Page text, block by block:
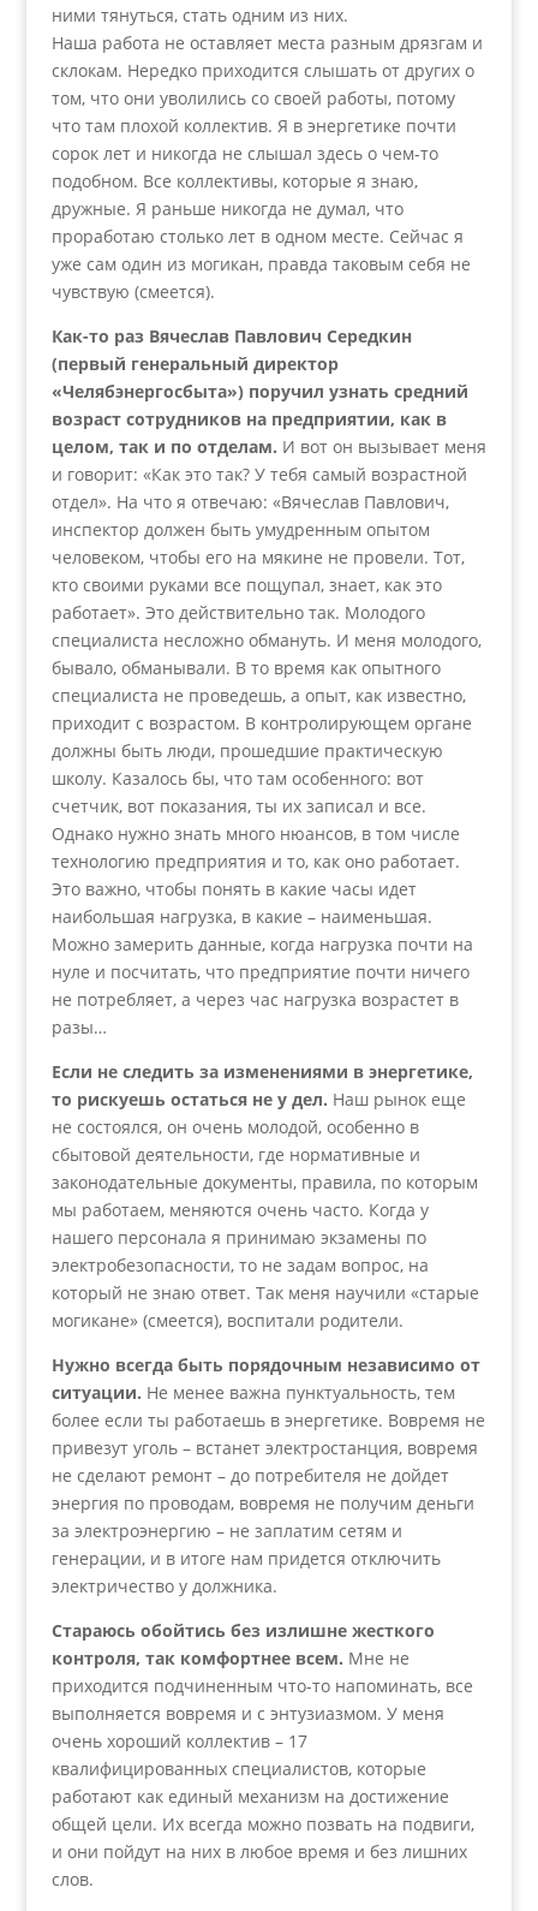
ними тянуться, стать одним из них.
Наша работа не оставляет места разным дрязгам и
склокам. Нередко приходится слышать от других о
том, что они уволились со своей работы, потому
что там плохой коллектив. Я в энергетике почти
сорок лет и никогда не слышал здесь о чем-то
подобном. Все коллективы, которые я знаю,
дружные. Я раньше никогда не думал, что
проработаю столько лет в одном месте. Сейчас я
уже сам один из могикан, правда таковым себя не
чувствую (смеется).
Как-то раз Вячеслав Павлович Середкин
(первый генеральный директор
«Челябэнергосбыта») поручил узнать средний
возраст сотрудников на предприятии, как в
целом, так и по отделам. И вот он вызывает меня
и говорит: «Как это так? У тебя самый возрастной
отдел». На что я отвечаю: «Вячеслав Павлович,
инспектор должен быть умудренным опытом
человеком, чтобы его на мякине не провели. Тот,
кто своими руками все пощупал, знает, как это
работает». Это действительно так. Молодого
специалиста несложно обмануть. И меня молодого,
бывало, обманывали. В то время как опытного
специалиста не проведешь, а опыт, как известно,
приходит с возрастом. В контролирующем органе
должны быть люди, прошедшие практическую
школу. Казалось бы, что там особенного: вот
счетчик, вот показания, ты их записал и все.
Однако нужно знать много нюансов, в том числе
технологию предприятия и то, как оно работает.
Это важно, чтобы понять в какие часы идет
наибольшая нагрузка, в какие – наименьшая.
Можно замерить данные, когда нагрузка почти на
нуле и посчитать, что предприятие почти ничего
не потребляет, а через час нагрузка возрастет в
разы…
Если не следить за изменениями в энергетике,
то рискуешь остаться не у дел. Наш рынок еще
не состоялся, он очень молодой, особенно в
сбытовой деятельности, где нормативные и
законодательные документы, правила, по которым
мы работаем, меняются очень часто. Когда у
нашего персонала я принимаю экзамены по
электробезопасности, то не задам вопрос, на
который не знаю ответ. Так меня научили «старые
могикане» (смеется), воспитали родители.
Нужно всегда быть порядочным независимо от
ситуации. Не менее важна пунктуальность, тем
более если ты работаешь в энергетике. Вовремя не
привезут уголь – встанет электростанция, вовремя
не сделают ремонт – до потребителя не дойдет
энергия по проводам, вовремя не получим деньги
за электроэнергию – не заплатим сетям и
генерации, и в итоге нам придется отключить
электричество у должника.
Стараюсь обойтись без излишне жесткого
контроля, так комфортнее всем. Мне не
приходится подчиненным что-то напоминать, все
выполняется вовремя и с энтузиазмом. У меня
очень хороший коллектив – 17
квалифицированных специалистов, которые
работают как единый механизм на достижение
общей цели. Их всегда можно позвать на подвиги,
и они пойдут на них в любое время и без лишних
слов.